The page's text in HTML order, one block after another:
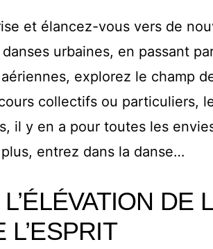
et élancez-vous vers de
urbaines, en passant
explorez le champ
collectifs ou particuliers,
il y en a pour toutes les
plus, entrez dans la danse…
DE
L’ESPRIT